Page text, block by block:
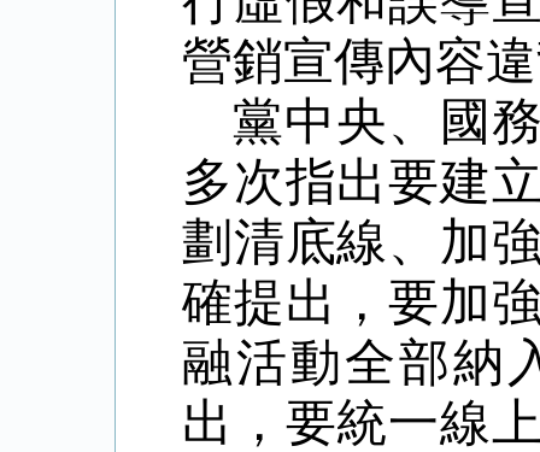
營銷宣傳內容
黨中央、國
多次指出要建
劃清底線、加
確提出，要加
融活動全部納
出，要統一線